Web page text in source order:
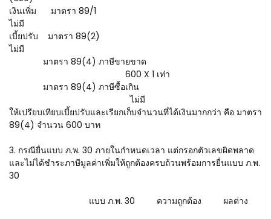
เงินเพิ่ม มาตรา 89/1
ไม่มี
เบี้ยปรับ มาตรา 89(2)
ไม่มี
มาตรา 89(4) ภาษีขายขาด
600 X 1 เท่า
มาตรา 89(4) ภาษีซื้อเกิน
ไม่มี
ให้เปรียบเทียบเบี้ยปรับและเรียกเก็บจำนวนที่ได้เงินมากกว่า คือ มาตรา
89(4) จำนวน 600 บาท
3. กรณียื่นแบบ ภ.พ. 30 ภายในกำหนดเวลา แต่กรอกตัวเลขผิดพลาด
และไม่ได้ชำระภาษีมูลค่าเพิ่มให้ถูกต้องครบถ้วนพร้อมการยื่นแบบ ภ.พ.
30
แบบ ภ.พ. 30 ความถูกต้อง ผลต่าง